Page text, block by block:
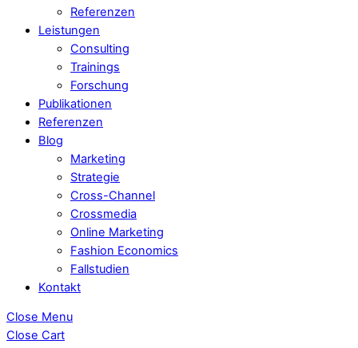
Referenzen
Leistungen
Consulting
Trainings
Forschung
Publikationen
Referenzen
Blog
Marketing
Strategie
Cross-Channel
Crossmedia
Online Marketing
Fashion Economics
Fallstudien
Kontakt
Close Menu
Close Cart